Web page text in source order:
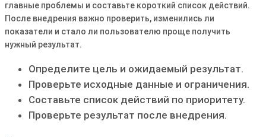
главные проблемы и составьте короткий список действий.
После внедрения важно проверить, изменились ли
показатели и стало ли пользователю проще получить
нужный результат.
Определите цель и ожидаемый результат.
Проверьте исходные данные и ограничения.
Составьте список действий по приоритету.
Проверьте результат после внедрения.